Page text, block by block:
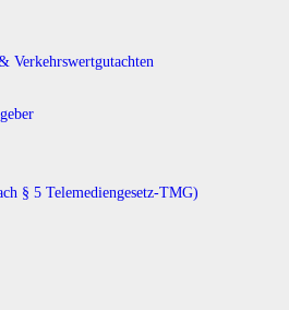
Verkehrswertgutachten
§ 5 Telemediengesetz-TMG)